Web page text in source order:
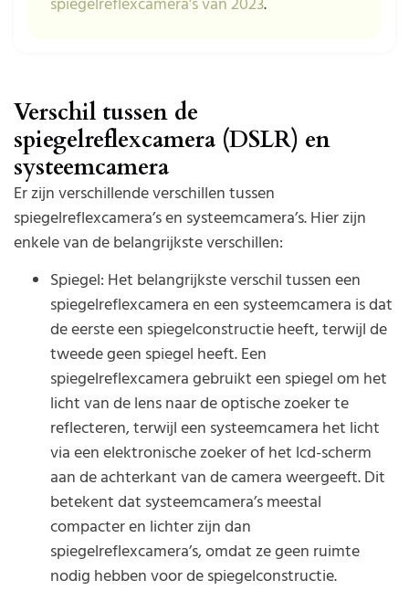
Verschil tussen de
spiegelreflexcamera (DSLR) en
systeemcamera
Er zijn verschillende verschillen tussen
spiegelreflexcamera’s en systeemcamera’s. Hier zijn
enkele van de belangrijkste verschillen:
Spiegel: Het belangrijkste verschil tussen een
spiegelreflexcamera en een systeemcamera is dat
de eerste een spiegelconstructie heeft, terwijl de
tweede geen spiegel heeft. Een
spiegelreflexcamera gebruikt een spiegel om het
licht van de lens naar de optische zoeker te
reflecteren, terwijl een systeemcamera het licht
via een elektronische zoeker of het lcd-scherm
aan de achterkant van de camera weergeeft. Dit
betekent dat systeemcamera’s meestal
compacter en lichter zijn dan
spiegelreflexcamera’s, omdat ze geen ruimte
nodig hebben voor de spiegelconstructie.